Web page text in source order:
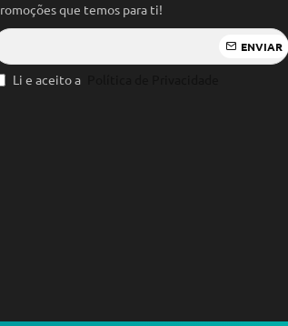
que temos para ti!
ENVIAR
Li e aceito a